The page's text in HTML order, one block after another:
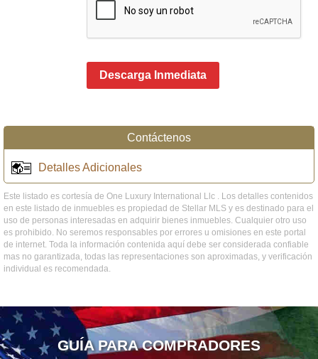
Descarga Inmediata
Contáctenos
Detalles Adicionales
Este listado es cortesía de One Luxury International Llc . Los detalles contenidos
en este listado de inmuebles es propiedad de Stellar MLS y es destinado para el
uso de personas interesadas en adquirir bienes inmuebles. Cualquier otro uso
es prohibido. No seremos responsables por errores u omisiones en este portal
de internet. Toda la información contenida aquí debe ser considerada confiable
mas no garantizada, todas las representaciones son aproximadas, y verificación
individual es recomendada.
GUÍA PARA COMPRADORES